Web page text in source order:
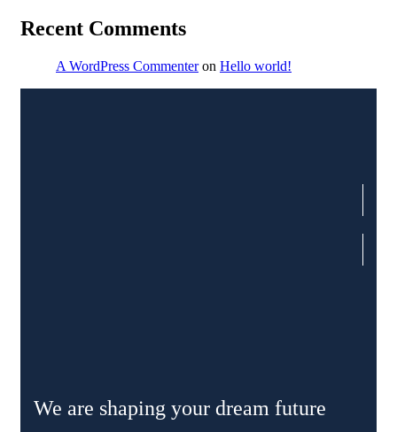
Recent Comments
A WordPress Commenteron Hello world!
We are shaping your dream future